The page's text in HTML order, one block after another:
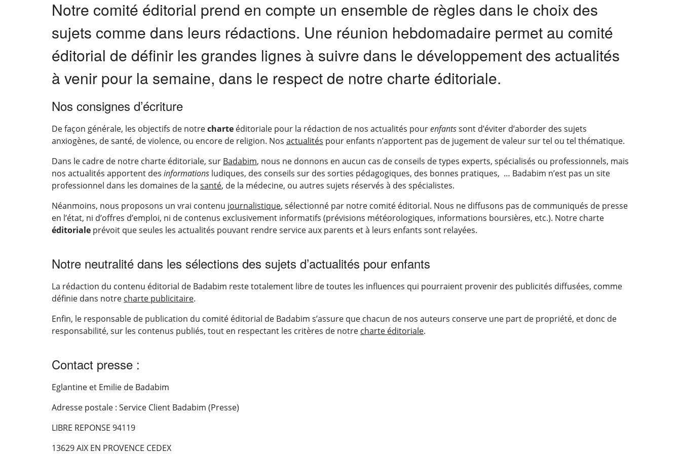
Notre comité éditorial prend en compte un ensemble de règles dans le choix des
sujets comme dans leurs rédactions. Une réunion hebdomadaire permet au comité
éditorial de définir les grandes lignes à suivre dans le développement des actualités
à venir pour la semaine, dans le respect de notre charte éditoriale.
Nos consignes d’écriture
De façon générale, les objectifs de notrecharte éditoriale pour la rédaction de nos actualités pourenfantssont d’éviter d’aborder des sujets
anxiogènes, de santé, de violence, ou encore de religion. Nos actualités pour enfants n’apportent pas de jugement de valeur sur tel ou tel thématique.
Dans le cadre de notre charte éditoriale, sur Badabim, nous ne donnons en aucun cas de conseils de types experts, spécialisés ou professionnels, mais
nos actualités apportent des informations ludiques, des conseils sur des sorties pédagogiques, des bonnes pratiques, … Badabim n’est pas un site
professionnel dans les domaines de la santé, de la médecine, ou autres sujets réservés à des spécialistes.
Néanmoins, nous proposons un vrai contenu journalistique, sélectionné par notre comité éditorial. Nous ne diffusons pas de communiqués de presse
en l’état, ni d’offres d’emploi, ni de contenus exclusivement informatifs (prévisions météorologiques, informations boursières, etc.). Notre charte
éditoriale prévoit que seules les actualités pouvant rendre service aux parents et à leurs enfants sont relayées.
Notre neutralité dans les sélections des sujets d’actualités pour enfants
La rédaction du contenu éditorial de Badabim reste totalement libre de toutes les influences qui pourraient provenir des publicités diffusées, comme
définie dans notre charte publicitaire.
Enfin, le responsable de publication du comité éditorial de Badabim s’assure que chacun de nos auteurs conserve une part de propriété, et donc de
responsabilité, sur les contenus publiés, tout en respectant les critères de notre charte éditoriale.
Contact presse :
Eglantine et Emilie de Badabim
Adresse postale : Service Client Badabim (Presse)
LIBRE REPONSE 94119
13629 AIX EN PROVENCE CEDEX